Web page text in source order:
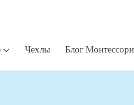
Чехлы Блог Монтессори